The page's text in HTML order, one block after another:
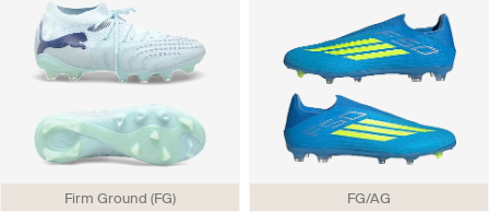
Firm Ground (FG) FG/AG